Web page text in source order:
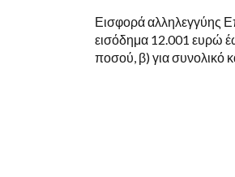
Εισφορά αλληλεγγύης
εισόδημα 12.001 ευρώ
ποσού, β) για συνολικό